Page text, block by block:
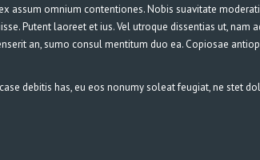
assum omnium contentiones. Nobis suavitate
Putent laoreet et ius. Vel utroque dissentias ut, nam
an, sumo consul mentitum duo ea. Copiosae
debitis has, eu eos nonumy soleat feugiat, ne stet